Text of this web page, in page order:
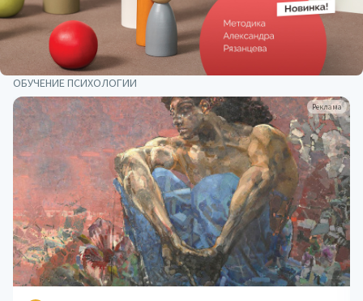
ОБУЧЕНИЕ ПСИХОЛОГИИ
Реклама